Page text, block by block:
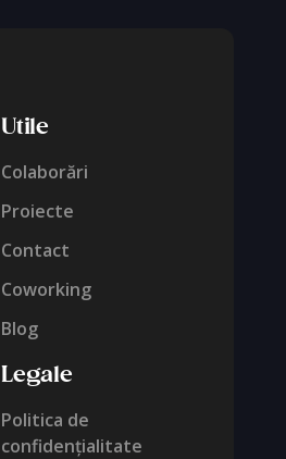
Utile
Colaborări
Proiecte
Contact
Coworking
Blog
Legale
Politica de
confidențialitate